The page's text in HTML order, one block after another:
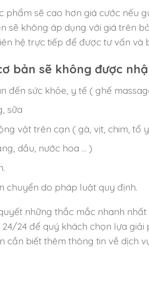
phẩm sẽ cao hơn giá cước nếu
sẽ không áp dụng với giá trên
hệ trực tiếp để được tư vấn và
bản sẽ không được
đến sức khỏe, y tế ( ghế
sữa
vật trên cạn ( gà, vịt, chim, tổ
dầu, nước hoa … )
chuyển do pháp luật quy định.
những thắc mắc nhanh nhất
24 để quý khách chọn lựa
cần biết thêm thông tin về dịch